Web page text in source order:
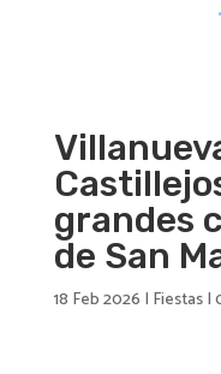
grandes
de San
18 Feb 2026 | Fiestas|